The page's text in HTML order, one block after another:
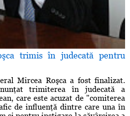
trimis în judecată pentru
Mircea Roşca a fost finalizat.
trimiterea în judecată a
care este acuzat de "comiterea
de influenţă dintre care una în